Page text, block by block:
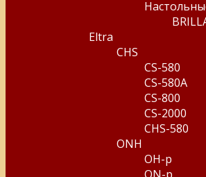
Eltra
CHS
CS-580
CS-580A
CS-800
CS-2000
CHS-580
ONH
OH-p